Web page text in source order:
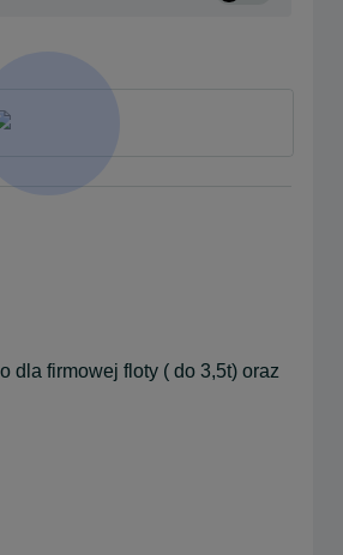
dla firmowej floty ( do 3,5t) oraz